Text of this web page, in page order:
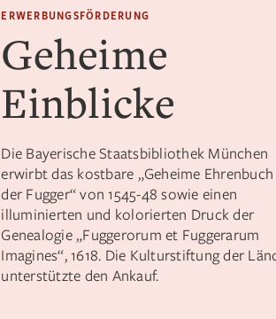
ERWERBUNGSFÖRDERUNG
Geheime
Einblicke
Die Bayerische Staatsbibliothek München
erwirbt das kostbare „Geheime Ehrenbuch
der Fugger“ von 1545-48 sowie einen
illuminierten und kolorierten Druck der
Genealogie „Fuggerorum et Fuggerarum
Imagines“, 1618. Die Kulturstiftung der
unterstützte den Ankauf.